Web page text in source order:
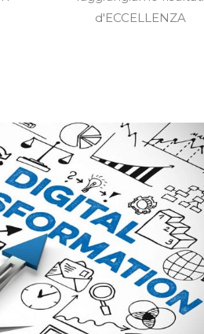
d'ECCELLENZA